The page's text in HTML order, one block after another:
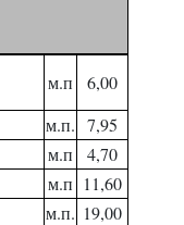
м.п
6,00
м.п. 7,95
м.п
4,70
м.п 11,60
м.п. 19,00